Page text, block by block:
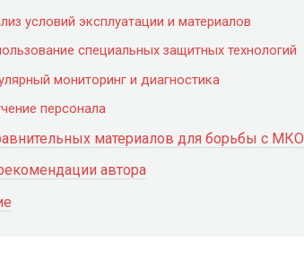
условий эксплуатации и материалов
специальных защитных технологий
мониторинг и диагностика
персонала
материалов для борьбы с МКО
автора